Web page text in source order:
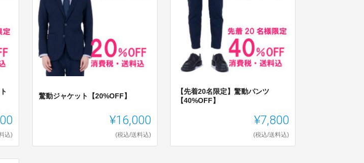
込)
驚動ジャケット【20%OFF】
¥16,000
(税込/送料込)
【先着20名限定】驚動パンツ
【40%OFF】
¥7,800
(税込/送料込)